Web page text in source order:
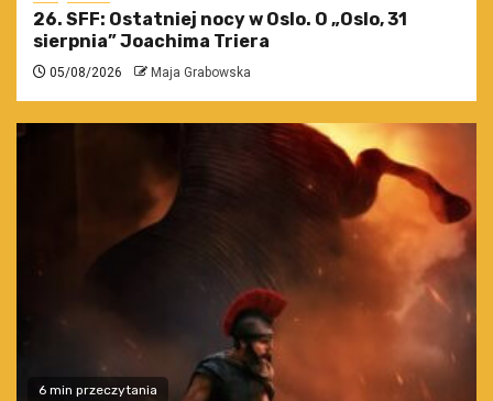
26. SFF: Ostatniej nocy w Oslo. O „Oslo, 31
sierpnia” Joachima Triera
05/08/2026 Maja Grabowska
6 min przeczytania